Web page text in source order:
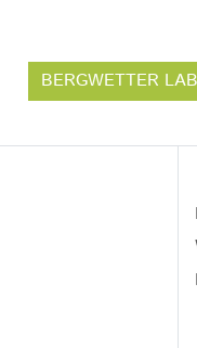
BERGWETTER